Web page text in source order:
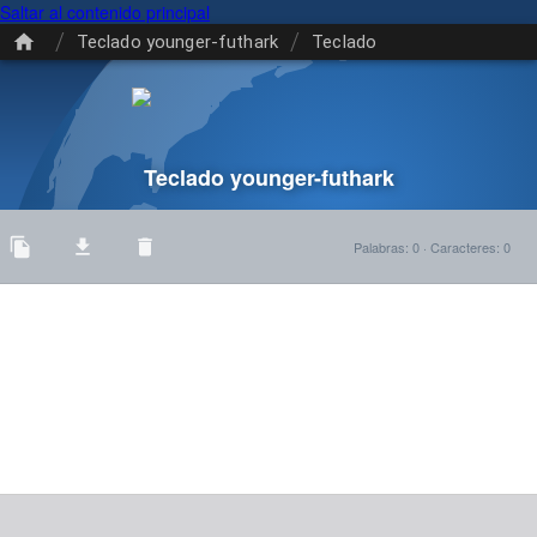
Saltar al contenido principal
/ Teclado younger-futhark / Teclado
Teclado younger-futhark
Palabras: 0 · Caracteres: 0